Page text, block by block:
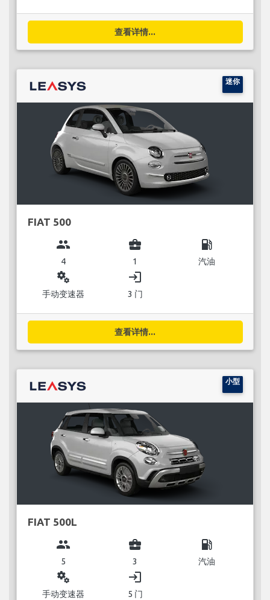
查看详情...
迷你
FIAT 500
group
4
business_center
1
local_gas_station
汽油
miscellaneous_services
手动变速器
login
3 门
查看详情...
小型
FIAT 500L
group
5
business_center
3
local_gas_station
汽油
miscellaneous_services
手动变速器
login
5 门